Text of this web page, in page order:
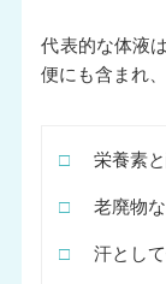
代表的な体液
便にも含まれ
□ 栄養素
□ 老廃物
□ 汗とし